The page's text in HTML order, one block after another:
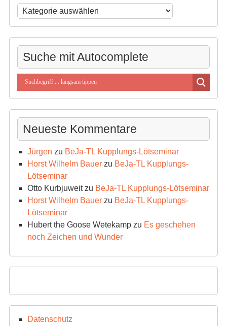
Beitragssuche
nach
Suche mit Autocomplete
Neueste Kommentare
Jürgen zu BeJa-TL Kupplungs-Lötseminar
Horst Wilhelm Bauerzu BeJa-TL Kupplungs-
Lötseminar
Otto Kurbjuweitzu BeJa-TL Kupplungs-Lötseminar
Horst Wilhelm Bauerzu BeJa-TL Kupplungs-
Lötseminar
Hubert the Goose Wetekampzu Es geschehen
noch Zeichen und Wunder
Datenschutz